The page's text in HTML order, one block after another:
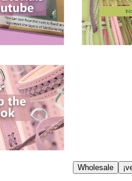
Wholesale